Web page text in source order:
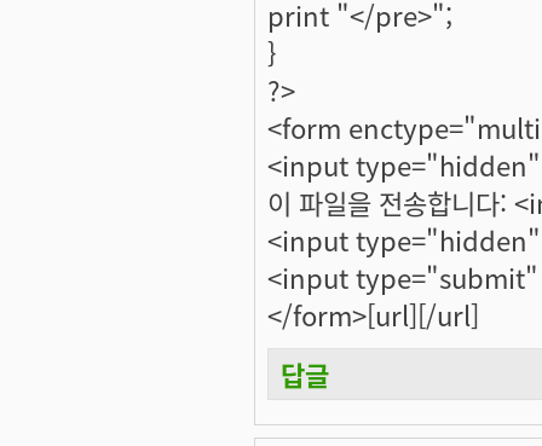
print "</pre>";
}
?>
<form
<input type="hidden"
이 파일을 전송합니다
<input
<input type="submit"
</form>[url][/url]
답글